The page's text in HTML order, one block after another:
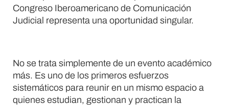
Congreso Iberoamericano de Comunicación
Judicial representa una oportunidad singular.
No se trata simplemente de un evento académico
más. Es uno de los primeros esfuerzos
sistemáticos para reunir en un mismo espacio a
quienes estudian, gestionan y practican la